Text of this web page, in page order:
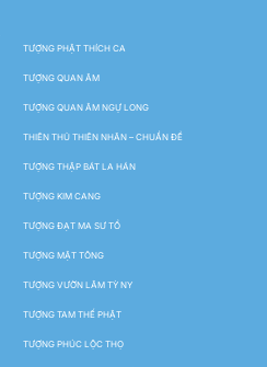
TƯỢNG PHẬT THÍCH CA
TƯỢNG QUAN ÂM
TƯỢNG QUAN ÂM NGỰ LONG
THIÊN THỦ THIÊN NHÃN – CHUẨN ĐỀ
TƯỢNG THẬP BÁT LA HÁN
TƯỢNG KIM CANG
TƯỢNG ĐẠT MA SƯ TỔ
TƯỢNG MẬT TÔNG
TƯỢNG VƯỜN LÂM TỲ NY
TƯỢNG TAM THẾ PHẬT
TƯỢNG PHÚC LỘC THỌ